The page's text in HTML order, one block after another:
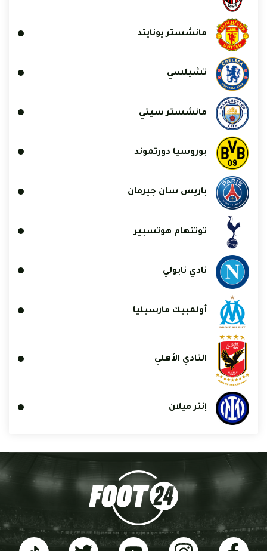
مانشستر يونايتد
تشيلسي
مانشستر سيتي
بوروسيا دورتموند
باريس سان جيرمان
توتنهام هوتسبير
نادي نابولي
أولمبيك مارسيليا
النادي الأهلي
إنتر ميلان